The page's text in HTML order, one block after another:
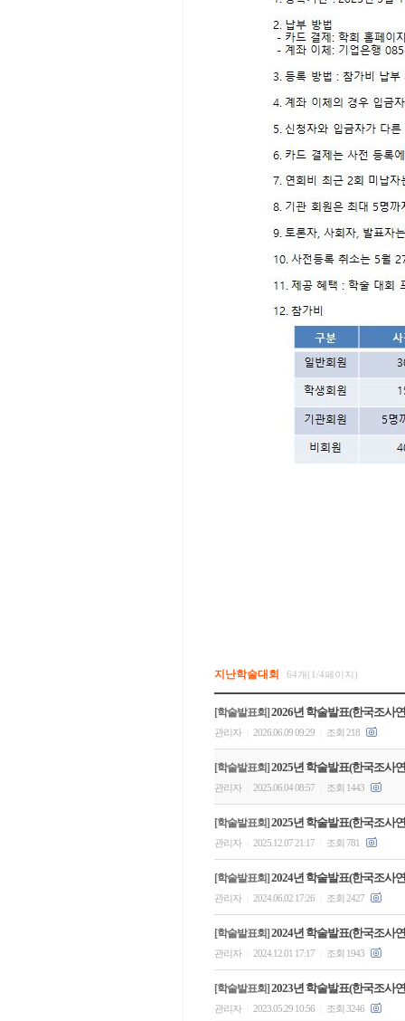
지난학술대회 64개(1/4페이지)
[학술발표회] 2026년 학술발표(한국조사
관리자 2026.06.09 09:29 조회 218
[학술발표회] 2025년 학술발표(한국조사
관리자 2025.06.04 08:57 조회 1443
[학술발표회] 2025년 학술발표(한국조사
관리자 2025.12.07 21:17 조회 781
[학술발표회] 2024년 학술발표(한국조사
관리자 2024.06.02 17:26 조회 2427
[학술발표회] 2024년 학술발표(한국조사
관리자 2024.12.01 17:17 조회 1943
[학술발표회] 2023년 학술발표(한국조사
관리자 2023.05.29 10:56 조회 3246